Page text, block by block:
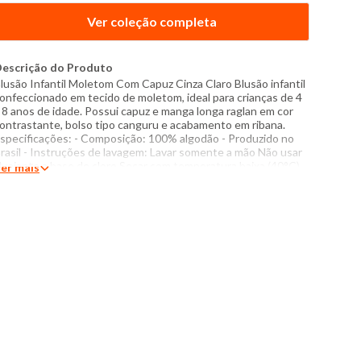
Ver coleção completa
do Produto
Infantil Moletom Com Capuz Cinza Claro Blusão infantil
em tecido de moletom, ideal para crianças de 4
8 anos de idade. Possui capuz e manga longa raglan em cor
bolso tipo canguru e acabamento em ribana.
- Composição: 100% algodão - Produzido no
- Instruções de lavagem: Lavar somente a mão Não usar
a base de cloro Secar com temperatura baixa (40°C)
mais